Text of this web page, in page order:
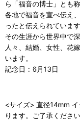
ら「福音の博士」とも
各地で福音を宣べ伝え
ったと伝えられています
その生涯から世界中で
人々、結婚、女性、花
います。
記念日：6月13日
<サイズ> 直径14mm
ります。ご了承ください